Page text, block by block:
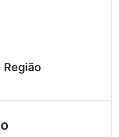
Região